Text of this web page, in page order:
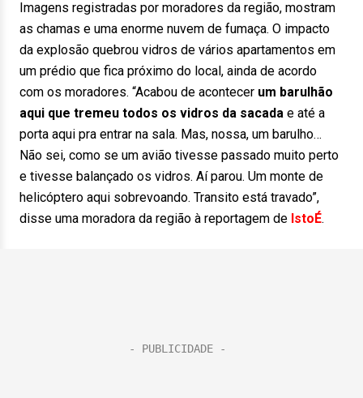
Imagens registradas por moradores da região, mostram
as chamas e uma enorme nuvem de fumaça. O impacto
da explosão quebrou vidros de vários apartamentos em
um prédio que fica próximo do local, ainda de acordo
com os moradores. “Acabou de acontecer um barulhão
aqui que tremeu todos os vidros da sacada e até a
porta aqui pra entrar na sala. Mas, nossa, um barulho…
Não sei, como se um avião tivesse passado muito perto
e tivesse balançado os vidros. Aí parou. Um monte de
helicóptero aqui sobrevoando. Transito está travado”,
disse uma moradora da região à reportagem de IstoÉ.